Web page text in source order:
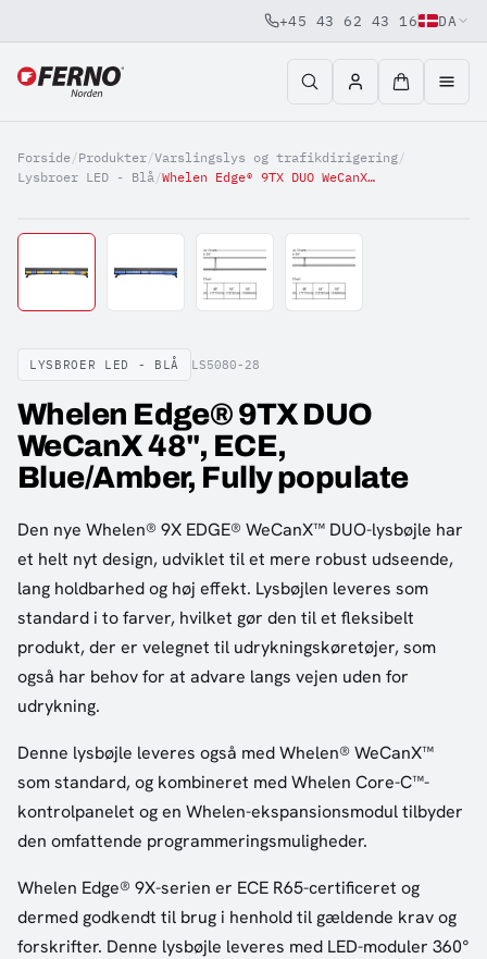
Jump to content
+45 43 62 43 16 DA
Forside/Produkter/Varslingslys og trafikdirigering/
Lysbroer LED - Blå/ Whelen Edge® 9TX DUO WeCanX 48'', ECE, Blue/Amber, Fully populate
LYSBROER LED - BLÅ LS5080-28
Whelen Edge® 9TX DUO
WeCanX 48'', ECE,
Blue/Amber, Fully populate
Den nye Whelen® 9X EDGE® WeCanX™ DUO-lysbøjle har
et helt nyt design, udviklet til et mere robust udseende,
lang holdbarhed og høj effekt. Lysbøjlen leveres som
standard i to farver, hvilket gør den til et fleksibelt
produkt, der er velegnet til udrykningskøretøjer, som
også har behov for at advare langs vejen uden for
udrykning.
Denne lysbøjle leveres også med Whelen® WeCanX™
som standard, og kombineret med Whelen Core-C™-
kontrolpanelet og en Whelen-ekspansionsmodul tilbyder
den omfattende programmeringsmuligheder.
Whelen Edge® 9X-serien er ECE R65-certificeret og
dermed godkendt til brug i henhold til gældende krav og
forskrifter. Denne lysbøjle leveres med LED-moduler 360°